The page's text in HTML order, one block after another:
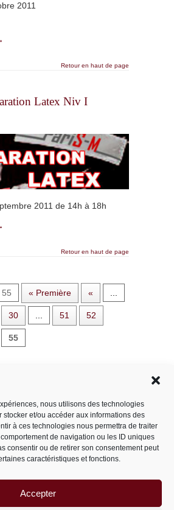
nous utilisons des technologies
et/ou accéder aux informations des
à ces technologies nous permettra de traiter
de navigation ou les ID uniques
consentir ou de retirer son consentement peut
caractéristiques et fonctions.
Accepter
2011
Retour en haut de page
Latex Niv I
2011 de 14h à 18h
Retour en haut de page
« Première «
30 51 52
55